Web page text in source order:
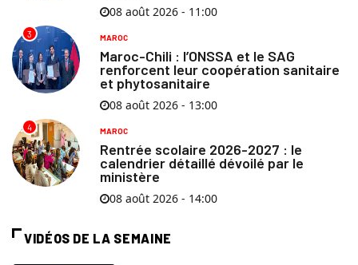
08 août 2026 - 11:00
3 MAROC
Maroc-Chili : l’ONSSA et le SAG
renforcent leur coopération sanitaire
et phytosanitaire
08 août 2026 - 13:00
4 MAROC
Rentrée scolaire 2026-2027 : le
calendrier détaillé dévoilé par le
ministère
08 août 2026 - 14:00
VIDÉOS DE LA SEMAINE